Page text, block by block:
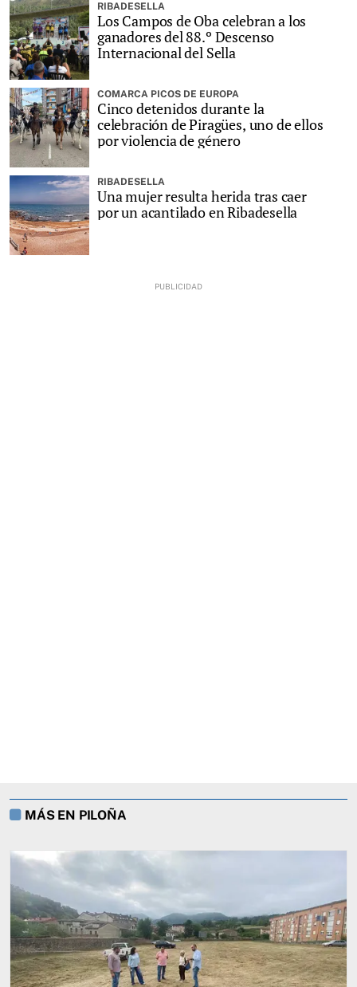
RIBADESELLA
Los Campos de Oba celebran a los
ganadores del 88.º Descenso
Internacional del Sella
COMARCA PICOS DE EUROPA
Cinco detenidos durante la
celebración de Piragües, uno de ellos
por violencia de género
RIBADESELLA
Una mujer resulta herida tras caer
por un acantilado en Ribadesella
MÁS EN PILOÑA